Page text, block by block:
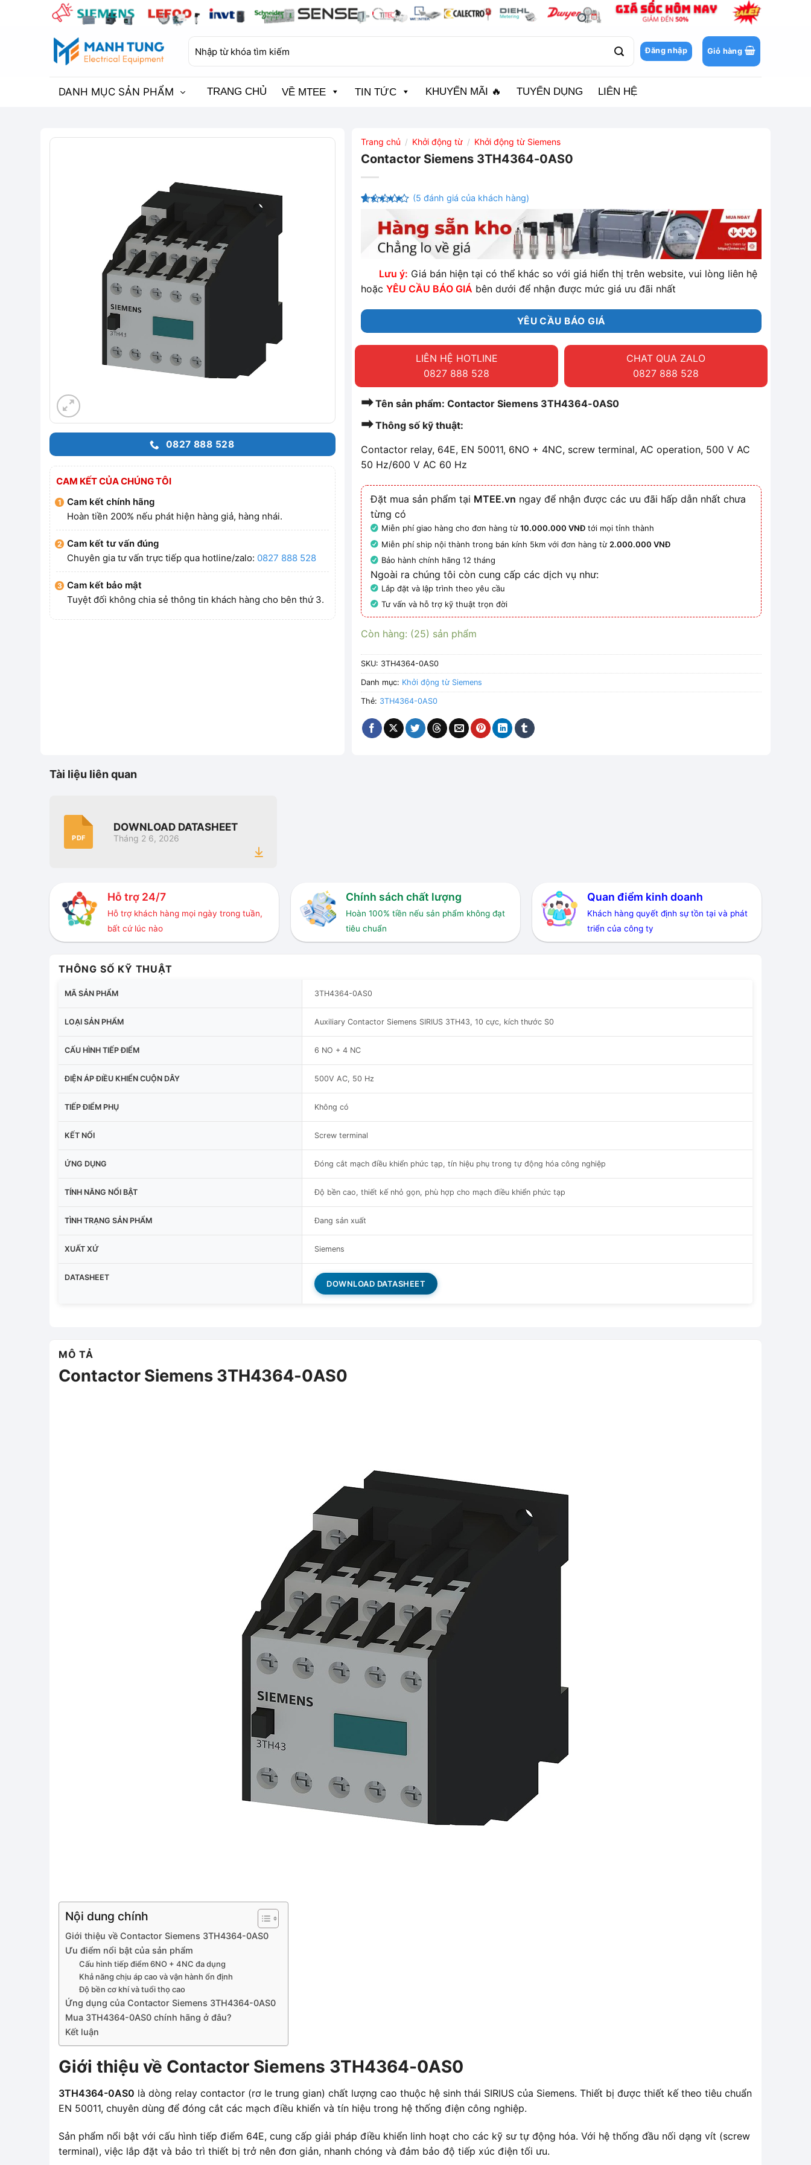
kiếm:
Đăng nhập Giỏ hàng
DANH MỤC SẢN PHẨM TRANG CHỦ VỀ MTEE TIN TỨC KHUYẾN MÃI 🔥 TUYỂN DỤNG LIÊN HỆ
0827 888 528
CAM KẾT CỦA CHÚNG TÔI
Cam kết chính hãng
Hoàn tiền 200% nếu phát hiện hàng giả, hàng nhái.
Cam kết tư vấn đúng
Chuyên gia tư vấn trực tiếp qua hotline/zalo: 0827 888 528
Cam kết bảo mật
Tuyệt đối không chia sẻ thông tin khách hàng cho bên thứ 3.
Trang chủ / Khởi động từ / Khởi động từ Siemens
Contactor Siemens 3TH4364-0AS0
trên
5 dựa
trênđánh
(5 đánh giá của khách hàng)
Lưu ý: Giá bán hiện tại có thể khác so với giá hiển thị trên website, vui lòng liên hệ
hoặcYÊU CẦU BÁO GIÁ bên dưới để nhận được mức giá ưu đãi nhất
YÊU CẦU BÁO GIÁ
LIÊN HỆ HOTLINE
0827 888 528
CHAT QUA ZALO
0827 888 528
➡Tên sản phẩm: Contactor Siemens 3TH4364-0AS0
➡Thông số kỹ thuật:
Contactor relay, 64E, EN 50011, 6NO + 4NC, screw terminal, AC operation, 500 V AC
50 Hz/600 V AC 60 Hz
Đặt mua sản phẩm tại MTEE.vn ngay để nhận được các ưu đãi hấp dẫn nhất chưa
từng có
Miễn phí giao hàng cho đơn hàng từ10.000.000 VNĐ tới mọi tỉnh thành
Miễn phí ship nội thành trong bán kính 5km với đơn hàng từ 2.000.000 VNĐ
Bảo hành chính hãng 12 tháng
Ngoài ra chúng tôi còn cung cấp các dịch vụ như:
Lắp đặt và lập trình theo yêu cầu
Tư vấn và hỗ trợ kỹ thuật trọn đời
Còn hàng: (25) sản phẩm
SKU: 3TH4364-0AS0
Danh mục: Khởi động từ Siemens
Thẻ: 3TH4364-0AS0
Tài liệu liên quan
PDF
DOWNLOAD DATASHEET
Tháng 2 6, 2026
Hỗ trợ 24/7
Hỗ trợ khách hàng mọi ngày trong tuần,
bất cứ lúc nào
Chính sách chất lượng
Hoàn 100% tiền nếu sản phẩm không đạt
tiêu chuẩn
Quan điểm kinh doanh
Khách hàng quyết định sự tồn tại và phát
triển của công ty
THÔNG SỐ KỸ THUẬT
MÃ SẢN PHẨM 3TH4364-0AS0
LOẠI SẢN PHẨM Auxiliary Contactor Siemens SIRIUS 3TH43, 10 cực, kích thước S0
CẤU HÌNH TIẾP ĐIỂM 6 NO + 4 NC
ĐIỆN ÁP ĐIỀU KHIỂN CUỘN DÂY 500V AC, 50 Hz
TIẾP ĐIỂM PHỤ Không có
KẾT NỐI Screw terminal
ỨNG DỤNG Đóng cắt mạch điều khiển phức tạp, tín hiệu phụ trong tự động hóa công nghiệp
TÍNH NĂNG NỔI BẬT Độ bền cao, thiết kế nhỏ gọn, phù hợp cho mạch điều khiển phức tạp
TÌNH TRẠNG SẢN PHẨM Đang sản xuất
XUẤT XỨ Siemens
DATASHEET
DOWNLOAD DATASHEET
MÔ TẢ
Contactor Siemens 3TH4364-0AS0
Nội dung chính
Giới thiệu về Contactor Siemens 3TH4364-0AS0
Ưu điểm nổi bật của sản phẩm
Cấu hình tiếp điểm 6NO + 4NC đa dụng
Khả năng chịu áp cao và vận hành ổn định
Độ bền cơ khí và tuổi thọ cao
Ứng dụng của Contactor Siemens 3TH4364-0AS0
Mua 3TH4364-0AS0 chính hãng ở đâu?
Kết luận
Giới thiệu về Contactor Siemens 3TH4364-0AS0
3TH4364-0AS0 là dòng relay contactor (rơ le trung gian) chất lượng cao thuộc hệ sinh thái SIRIUS của Siemens. Thiết bị được thiết kế theo tiêu chuẩn
EN 50011, chuyên dùng để đóng cắt các mạch điều khiển và tín hiệu trong hệ thống điện công nghiệp.
Sản phẩm nổi bật với cấu hình tiếp điểm 64E, cung cấp giải pháp điều khiển linh hoạt cho các kỹ sư tự động hóa. Với hệ thống đầu nối dạng vít (screw
terminal), việc lắp đặt và bảo trì thiết bị trở nên đơn giản, nhanh chóng và đảm bảo độ tiếp xúc điện tối ưu.